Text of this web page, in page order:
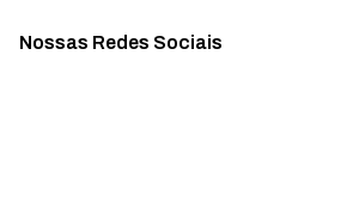
Nossas Redes Sociais